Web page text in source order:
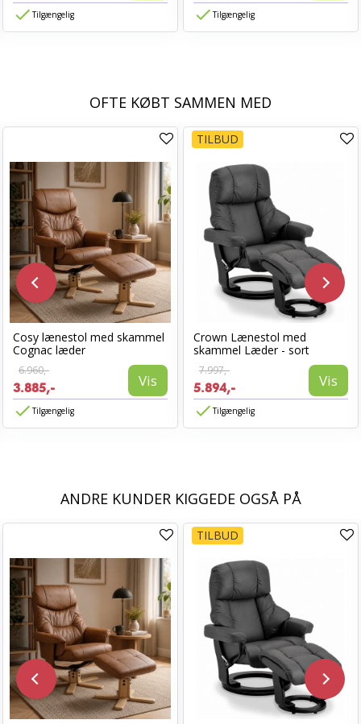
Tilgængelig Tilgængelig
OFTE KØBT SAMMEN MED
Cosy lænestol med skammel
Cognac læder
6.960,-
3.885,- Vis
Tilgængelig
TILBUD
Crown Lænestol med
skammel Læder - sort
7.997,-
5.894,- Vis
Tilgængelig
ANDRE KUNDER KIGGEDE OGSÅ PÅ
TILBUD